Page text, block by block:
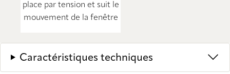
place par tension et suit le
mouvement de la fenêtre
Caractéristiques techniques